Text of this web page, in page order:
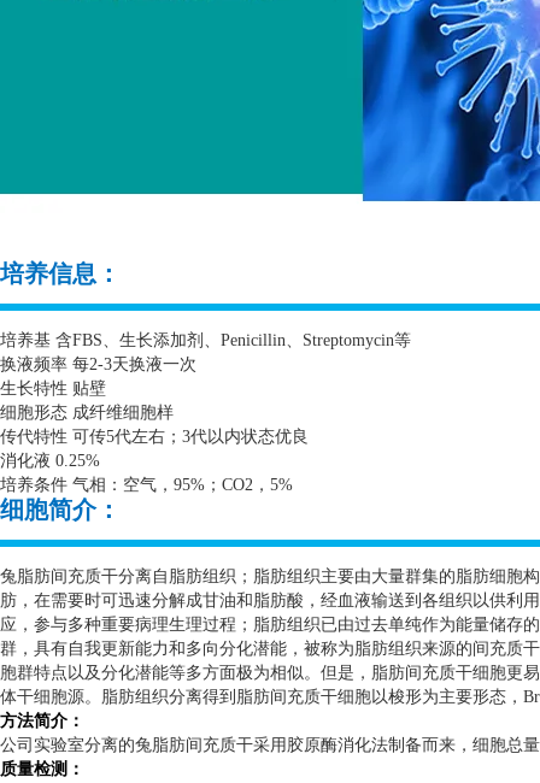
培养信息：
培养基 含FBS、生长添加剂、 Penicillin、 Streptomycin等
换液频率 每2-3天换液一次
生长特性 贴壁
细胞形态 成纤维细胞样
传代特性 可传5代左右； 3代以内状态优良
消化液 0.25%
培养条件 气相：空气， 95% ； CO2 ， 5%
细胞简介：
兔脂肪间充质干分离自脂肪组织；脂肪组织主要由大量群集的脂肪细胞
肪，在需要时可迅速分解成甘油和脂肪酸，经血液输送到各组织以供利
应，参与多种重要病理生理过程；脂肪组织已由过去单纯作为能量储存
群，具有自我更新能力和多向分化潜能，被称为脂肪组织来源的间充质
胞群特点以及分化潜能等多方面极为相似。但是，脂肪间充质干细胞更
体干细胞源。脂肪组织分离得到脂肪间充质干细胞以梭形为主要形态，
方法简介：
公司实验室分离的兔脂肪间充质干采用胶原酶消化法制备而来，细胞总
质量检测：